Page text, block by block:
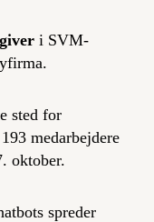
i SVM-
sted for
medarbejdere
oktober.
spreder